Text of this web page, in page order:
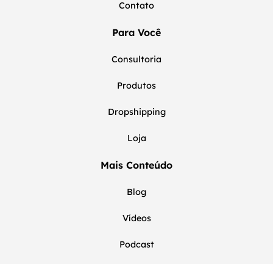
Contato
Para Você
Consultoria
Produtos
Dropshipping
Loja
Mais Conteúdo
Blog
Vídeos
Podcast